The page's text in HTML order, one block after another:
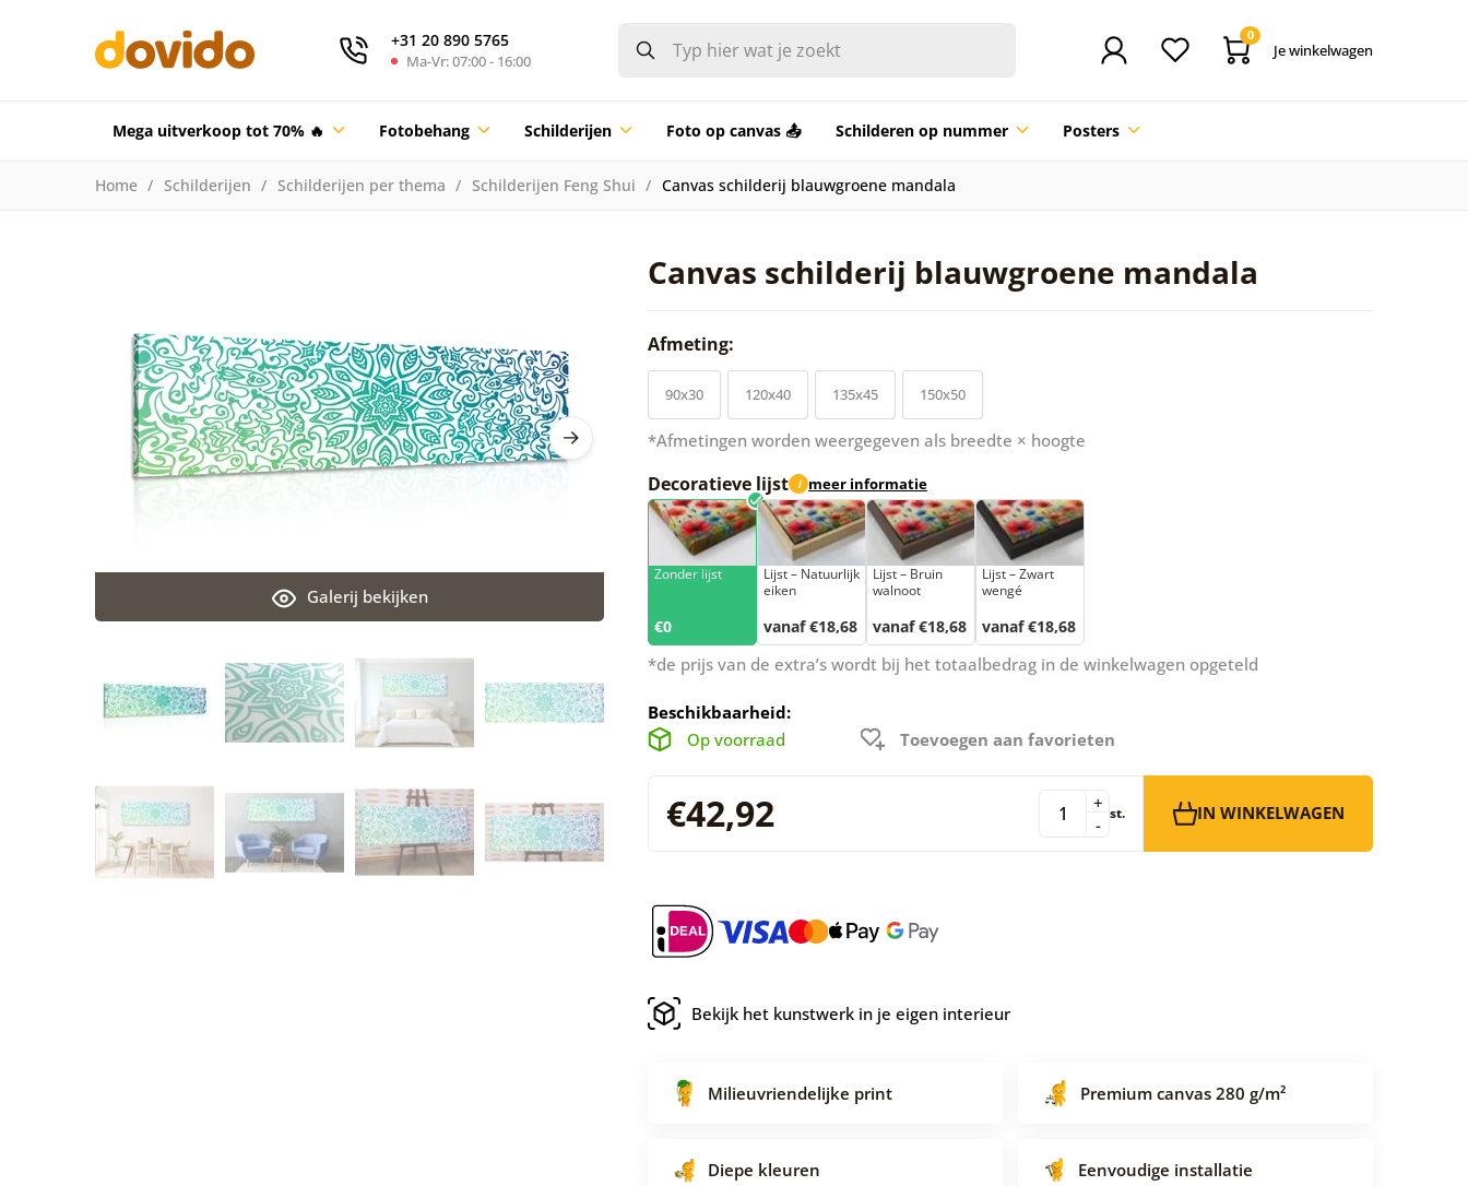
+31 20 890 5765
Ma-Vr: 07:00 - 16:00
0
Je winkelwagen
Mega uitverkoop tot 70% 🔥 Fotobehang Schilderijen Foto op canvas 📤 Schilderen op nummer Posters
Home Schilderijen Schilderijen per thema Schilderijen Feng Shui Canvas schilderij blauwgroene mandala
Canvas schilderij blauwgroene mandala
Galerij bekijken
Afmeting:
90x30 120x40 135x45 150x50
*Afmetingen worden weergegeven als breedte × hoogte
Decoratieve lijst i meer informatie
Zonder lijst
€0
Lijst – Natuurlijk
eiken
vanaf €18,68
Lijst – Bruin
walnoot
vanaf €18,68
Lijst – Zwart
wengé
vanaf €18,68
*de prijs van de extra’s wordt bij het totaalbedrag in de winkelwagen opgeteld
Beschikbaarheid:
Op voorraad
Toevoegen aan favorieten
€42,92 -
+ st. IN WINKELWAGEN
Bekijk het kunstwerk in je eigen interieur
Milieuvriendelijke print Premium canvas 280 g/m²
Diepe kleuren Eenvoudige installatie